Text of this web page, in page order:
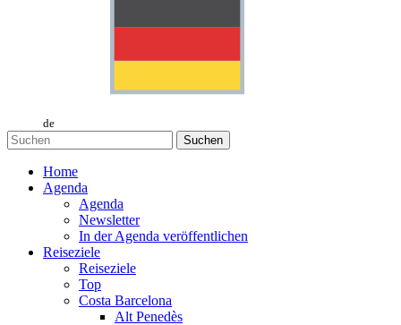
de
Suchen
Home
Agenda
Agenda
Newsletter
In der Agenda veröffentlichen
Reiseziele
Reiseziele
Top
Costa Barcelona
Alt Penedès